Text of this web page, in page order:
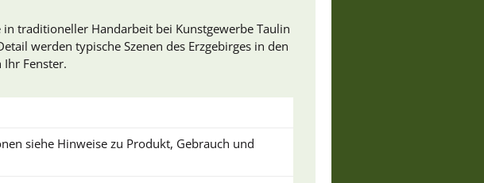
traditioneller Handarbeit bei Kunstgewerbe Taulin
werden typische Szenen des Erzgebirges in den
Fenster.
siehe Hinweise zu Produkt, Gebrauch und